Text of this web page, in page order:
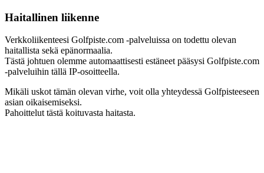
Haitallinen liikenne
Verkkoliikenteesi Golfpiste.com -palveluissa on todettu olevan
haitallista sekä epänormaalia.
Tästä johtuen olemme automaattisesti estäneet pääsysi Golfpiste.com
-palveluihin tällä IP-osoitteella.
Mikäli uskot tämän olevan virhe, voit olla yhteydessä Golfpisteeseen
asian oikaisemiseksi.
Pahoittelut tästä koituvasta haitasta.